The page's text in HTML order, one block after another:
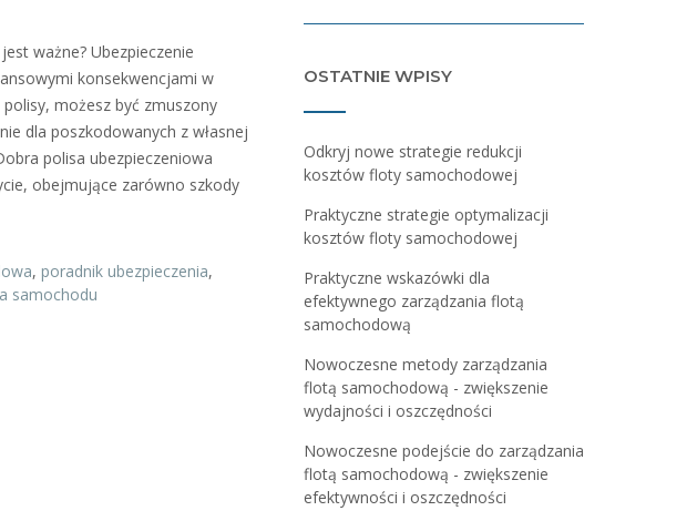
ważne? Ubezpieczenie
konsekwencjami w
możesz być zmuszony
dla poszkodowanych z własnej
polisa ubezpieczeniowa
obejmujące zarówno szkody
, poradnik ubezpieczenia,
samochodu
OSTATNIE WPISY
Odkryj nowe strategie redukcji
kosztów floty samochodowej
Praktyczne strategie optymalizacji
kosztów floty samochodowej
Praktyczne wskazówki dla
efektywnego zarządzania flotą
samochodową
Nowoczesne metody zarządzania
flotą samochodową - zwiększenie
wydajności i oszczędności
Nowoczesne podejście do zarządzania
flotą samochodową - zwiększenie
efektywności i oszczędności